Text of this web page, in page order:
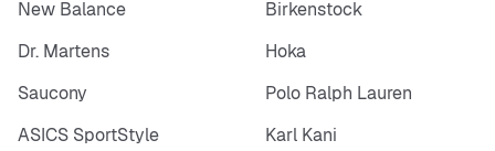
New Balance
Birkenstock
Dr. Martens
Hoka
Saucony
Polo Ralph Lauren
ASICS SportStyle
Karl Kani